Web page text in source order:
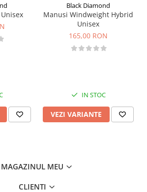
Black Diamond
Manusi Windweight Hybrid
Unisex
165,00 RON
IN STOC
VEZI VARIANTE
MAGAZINUL MEU
CLIENTI